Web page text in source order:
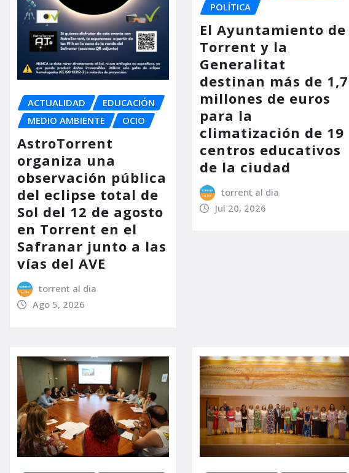
ACTUALIDAD
EDUCACIÓN
MEDIO AMBIENTE
OCIO
AstroTorrent
organiza una
observación pública
del eclipse total de
Sol del 12 de agosto
en Torrent en el
Safranar junto a las
vías del AVE
torrent al dia
Ago 5, 2026
POLÍTICA
El Ayuntamiento de
Torrent y la
Generalitat
destinan más de 1,7
millones de euros
para la
climatización de 19
centros educativos
de la ciudad
torrent al dia
Jul 20, 2026